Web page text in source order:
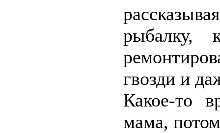
рыбалку,
гвозди и
Какое-то
мама,